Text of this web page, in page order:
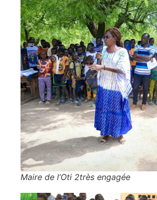
Maire de l’Oti 2très engagée